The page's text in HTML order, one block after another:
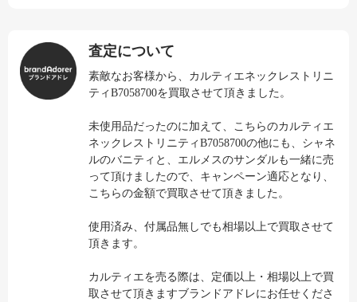
査定について
素敵なお客様から、カルティエネックレストリニ
ティB7058700を買取させて頂きました。
未使用品だったのに加えて、こちらのカルティエ
ネックレストリニティB7058700の他にも、シャネ
ルのバニティと、エルメスのサンダルも一緒に売
って頂けましたので、キャンペーン適応となり、
こちらの金額で買取させて頂きました。
使用済み、付属品無しでも相場以上で買取させて
頂きます。
カルティエを売る際は、定価以上・相場以上で買
取させて頂きますブランドアドレにお任せくださ